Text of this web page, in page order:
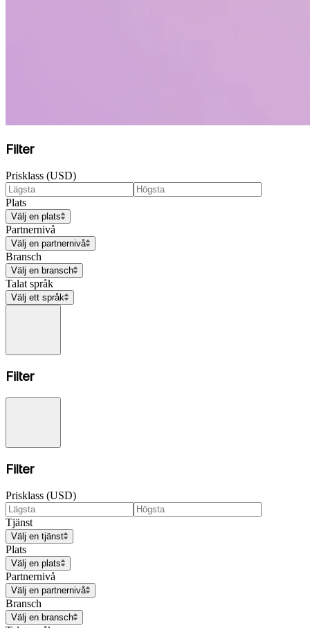
Filter
Prisklass (USD)
Plats
Välj en plats
Partnernivå
Välj en partnernivå
Bransch
Välj en bransch
Talat språk
Välj ett språk
Filter
Filter
Prisklass (USD)
Tjänst
Välj en tjänst
Plats
Välj en plats
Partnernivå
Välj en partnernivå
Bransch
Välj en bransch